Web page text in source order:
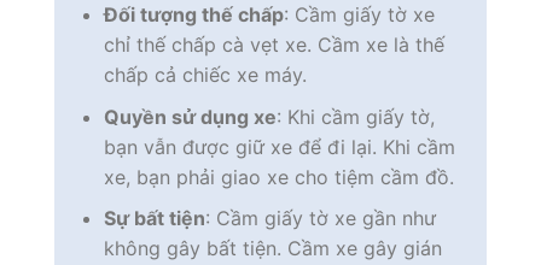
Đối tượng thế chấp: Cầm giấy tờ xe
chỉ thế chấp cà vẹt xe. Cầm xe là thế
chấp cả chiếc xe máy.
Quyền sử dụng xe: Khi cầm giấy tờ,
bạn vẫn được giữ xe để đi lại. Khi cầm
xe, bạn phải giao xe cho tiệm cầm đồ.
Sự bất tiện: Cầm giấy tờ xe gần như
không gây bất tiện. Cầm xe gây gián